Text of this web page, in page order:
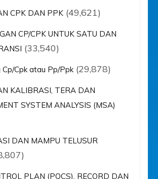
CPK DAN PPK (49,621)
CP/CPK UNTUK SATU DAN
(33,540)
Cp/Cpk atau Pp/Ppk (29,878)
KALIBRASI, TERA DAN
SYSTEM ANALYSIS (MSA)
DAN MAMPU TELUSUR
PLAN (PQCS), RECORD DAN